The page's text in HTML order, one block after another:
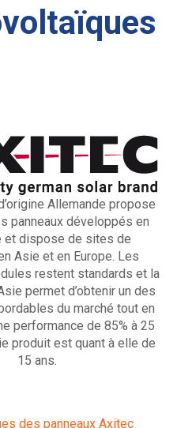
Allemande propose
panneaux développés en
et dispose de sites de
Asie et en Europe. Les
restent standards et la
permet d’obtenir un des
du marché tout en
performance de 85% à 25
produit est quant à elle de
15 ans.
des panneaux Axitec